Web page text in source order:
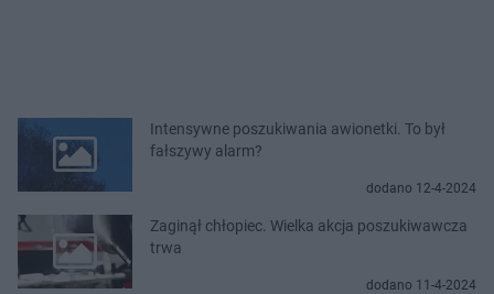
Intensywne poszukiwania awionetki. To był
fałszywy alarm?
dodano 12-4-2024
Zaginął chłopiec. Wielka akcja poszukiwawcza
trwa
dodano 11-4-2024